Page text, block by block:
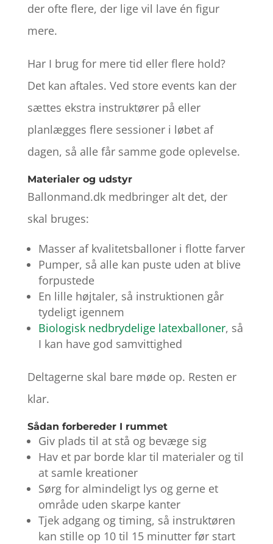
der ofte flere, der lige vil lave én figur
mere.
Har I brug for mere tid eller flere hold?
Det kan aftales. Ved store events kan der
sættes ekstra instruktører på eller
planlægges flere sessioner i løbet af
dagen, så alle får samme gode oplevelse.
Materialer og udstyr
Ballonmand.dk medbringer alt det, der
skal bruges:
Masser af kvalitetsballoner i flotte farver
Pumper, så alle kan puste uden at blive
forpustede
En lille højtaler, så instruktionen går
tydeligt igennem
Biologisk nedbrydelige latexballoner, så
I kan have god samvittighed
Deltagerne skal bare møde op. Resten er
klar.
Sådan forbereder I rummet
Giv plads til at stå og bevæge sig
Hav et par borde klar til materialer og til
at samle kreationer
Sørg for almindeligt lys og gerne et
område uden skarpe kanter
Tjek adgang og timing, så instruktøren
kan stille op 10 til 15 minutter før start